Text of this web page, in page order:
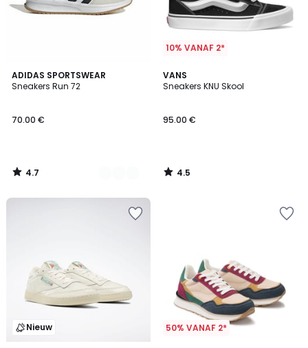
ADIDAS SPORTSWEAR
Sneakers Run 72
70.00 €
4.7
/ 5
5
Kleuren
4.7
/
10% VANAF 2*
VANS
Sneakers KNU Skool
95.00 €
4.5
/ 5
4.5
/
Nieuw 50% VANAF 2*